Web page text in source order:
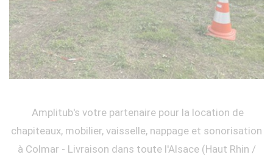
Amplitub's votre partenaire pour la location de
chapiteaux, mobilier, vaisselle, nappage et sonorisation
à Colmar - Livraison dans toute l'Alsace (Haut Rhin /